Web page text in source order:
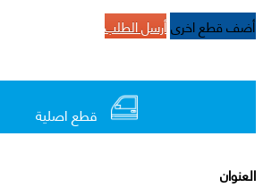
أضف قطع اخرىأرسل الطلب
قطع اصلية
العنوان